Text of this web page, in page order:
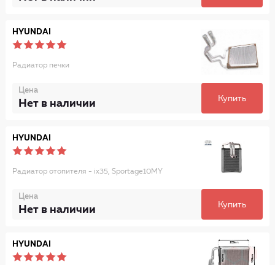
HYUNDAI
Радиатор печки
Цена
Нет в наличии Купить
HYUNDAI
Радиатор отопителя - ix35, Sportage10MY
Цена
Нет в наличии Купить
HYUNDAI